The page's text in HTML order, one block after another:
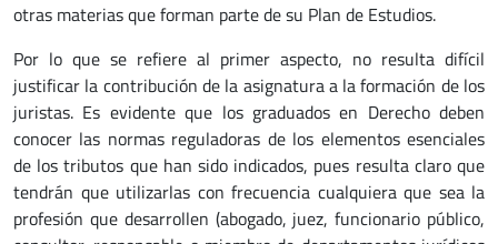
otras materias que forman parte de su Plan de Estudios.
Por lo que se refiere al primer aspecto, no resulta difícil
justificar la contribución de la asignatura a la formación de los
juristas. Es evidente que los graduados en Derecho deben
conocer las normas reguladoras de los elementos esenciales
de los tributos que han sido indicados, pues resulta claro que
tendrán que utilizarlas con frecuencia cualquiera que sea la
profesión que desarrollen (abogado, juez, funcionario público,